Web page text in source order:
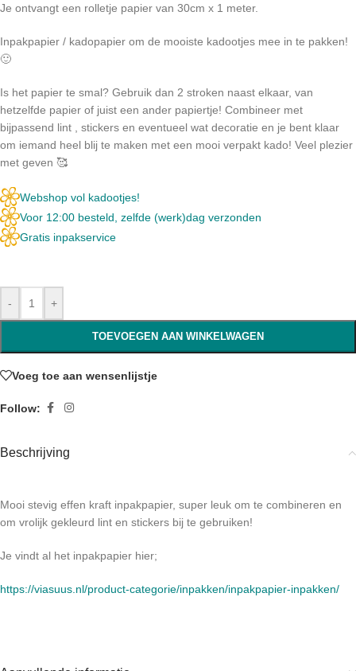
Je ontvangt een rolletje papier van 30cm x 1 meter.
Inpakpapier / kadopapier om de mooiste kadootjes mee in te pakken!
🙂
Is het papier te smal? Gebruik dan 2 stroken naast elkaar, van
hetzelfde papier of juist een ander papiertje! Combineer met
bijpassend lint , stickers en eventueel wat decoratie en je bent klaar
om iemand heel blij te maken met een mooi verpakt kado! Veel plezier
met geven 🥰
Webshop vol kadootjes!
Voor 12:00 besteld, zelfde (werk)dag verzonden
Gratis inpakservice
- +
TOEVOEGEN AAN WINKELWAGEN
Voeg toe aan wensenlijstje
Follow:
Beschrijving
Mooi stevig effen kraft inpakpapier, super leuk om te combineren en
om vrolijk gekleurd lint en stickers bij te gebruiken!
Je vindt al het inpakpapier hier;
https://viasuus.nl/product-categorie/inpakken/inpakpapier-inpakken/